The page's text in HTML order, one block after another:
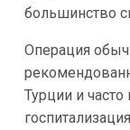
большинство
Операция
Турции и